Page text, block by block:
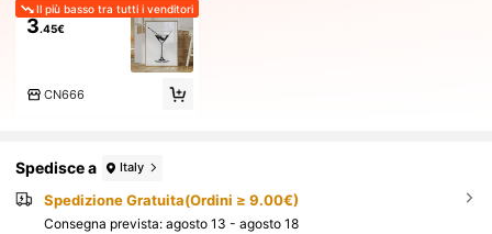
Il più basso tra tutti i venditori
3.45€
CN666
Spedisce a Italy
Spedizione Gratuita(Ordini ≥ 9.00€)
Consegna prevista: agosto 13 - agosto 18